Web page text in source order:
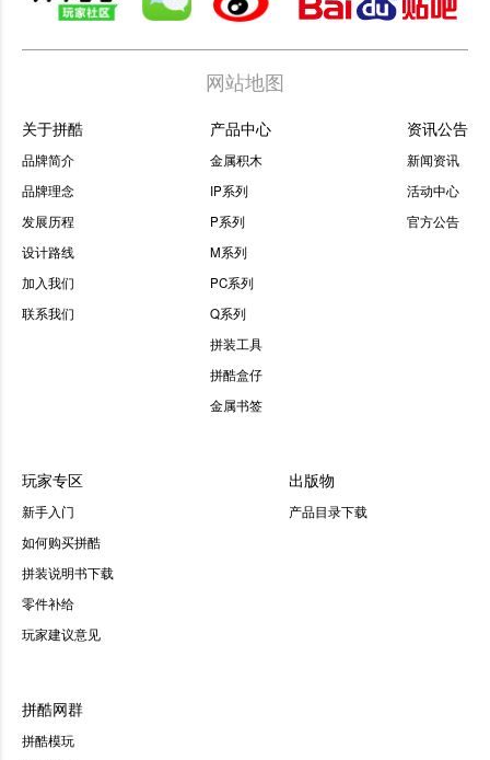
网站地图
关于拼酷
品牌简介
品牌理念
发展历程
设计路线
加入我们
联系我们
产品中心
金属积木
IP系列
P系列
M系列
PC系列
Q系列
拼装工具
拼酷盒仔
金属书签
资讯公告
新闻资讯
活动中心
官方公告
玩家专区
新手入门
如何购买拼酷
拼装说明书下载
零件补给
玩家建议意见
出版物
产品目录下载
拼酷网群
拼酷模玩